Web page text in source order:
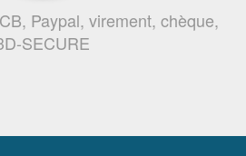
Paypal, virement, chèque,
SECURE